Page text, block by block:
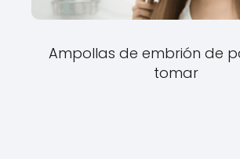
Ampollas de embrión de
tomar